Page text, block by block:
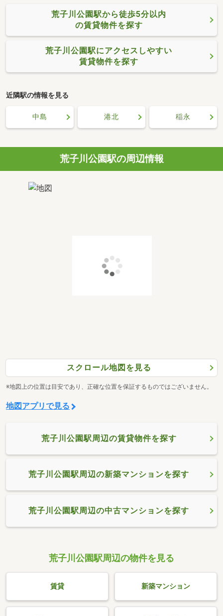
荒子川公園駅から徒歩5分以内
の賃貸物件を探す
荒子川公園駅にアクセスしやすい
賃貸物件を探す
近隣駅の情報を見る
中島 港北 稲永
荒子川公園駅の周辺情報
スクロール地図を見る
※地図上の位置は目安であり、正確な位置を保証するものではございません。
地図アプリで見る
荒子川公園駅周辺の賃貸物件を探す
荒子川公園駅周辺の新築マンションを探す
荒子川公園駅周辺の中古マンションを探す
荒子川公園駅周辺の物件を見る
賃貸 新築マンション